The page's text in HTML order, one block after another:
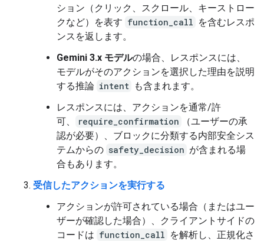
ション（クリック、スクロール、キーストロー
クなど）を表す function_call を含むレスポ
ンスを返します。
Gemini 3.x モデルの場合、レスポンスには、
モデルがそのアクションを選択した理由を説明
する推論 intent も含まれます。
レスポンスには、アクションを通常/許
可、
require_confirmation
（ユーザーの承
認が必要）、ブロックに分類する内部安全シス
テムからの safety_decision が含まれる場
合もあります。
受信したアクションを実行する
アクションが許可されている場合（またはユー
ザーが確認した場合）、クライアントサイドの
コードは function_call を解析し、正規化さ